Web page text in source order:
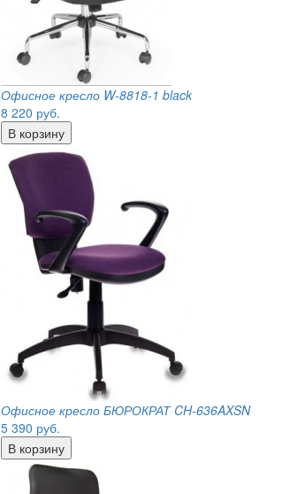
Офисное кресло W-8818-1 black
8 220 руб.
Офисное кресло БЮРОКРАТ CH-636AXSN
5 390 руб.